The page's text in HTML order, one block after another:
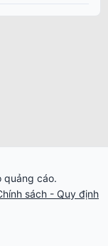
quảng cáo.
sách - Quy định